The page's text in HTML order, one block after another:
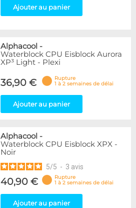
Ajouter au panier
Alphacool -
Waterblock CPU Eisblock Aurora
XP³ Light - Plexi
36,90 €
Rupture
1 à 2 semaines de délai
Ajouter au panier
Alphacool -
Waterblock CPU Eisblock XPX -
Noir
5/5 - 3 avis
40,90 €
Rupture
1 à 2 semaines de délai
Ajouter au panier